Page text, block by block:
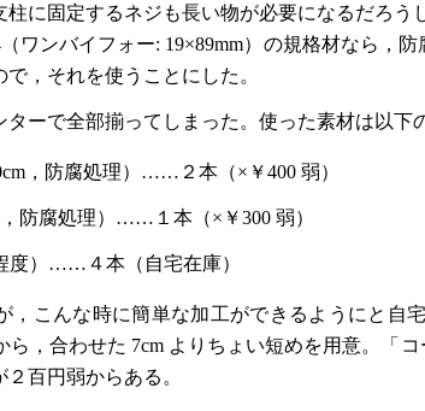
に固定するネジも長い物が必要になるだろう
ワンバイフォー: 19×89mm）の規格材なら，
，それを使うことにした。
ーで全部揃ってしまった。使った素材は以下
，防腐処理）……２本（×￥400 弱）
，防腐処理）……１本（×￥300 弱）
度）……４本（自宅在庫）
こんな時に簡単な加工ができるようにと自
ら，合わせた 7cm よりちょい短めを用意。
百円弱からある。